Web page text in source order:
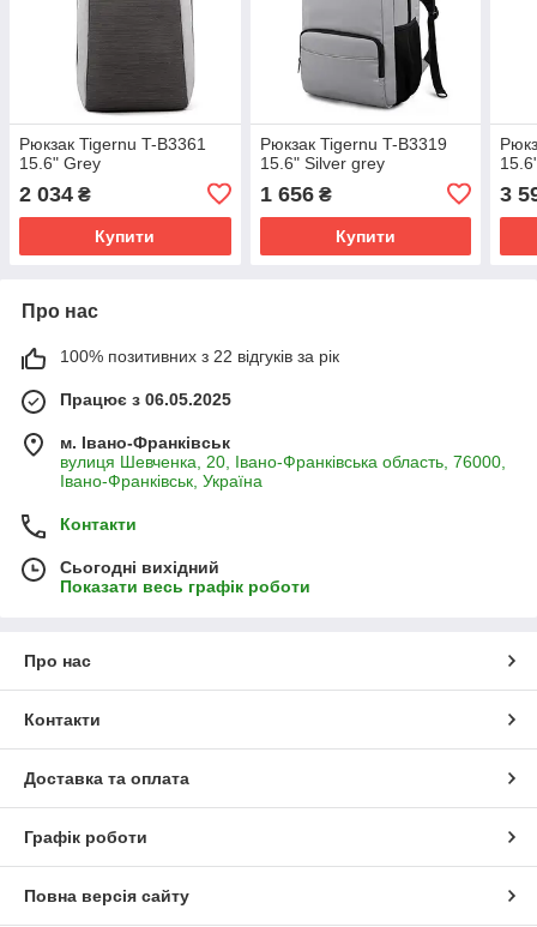
Рюкзак Tigernu T-B3361
15.6" Grey
2 034 ₴
Купити
Рюкзак Tigernu T-B3319
15.6" Silver grey
1 656₴
Купити
3
Про нас
100% позитивних з 22 відгуків за рік
Працює з 06.05.2025
м. Івано-Франківськ
вулиця Шевченка, 20, Івано-Франківська область, 76000,
Івано-Франківськ, Україна
Контакти
Сьогодні вихідний
Показати весь графік роботи
Про нас
Контакти
Доставка та оплата
Графік роботи
Повна версія сайту